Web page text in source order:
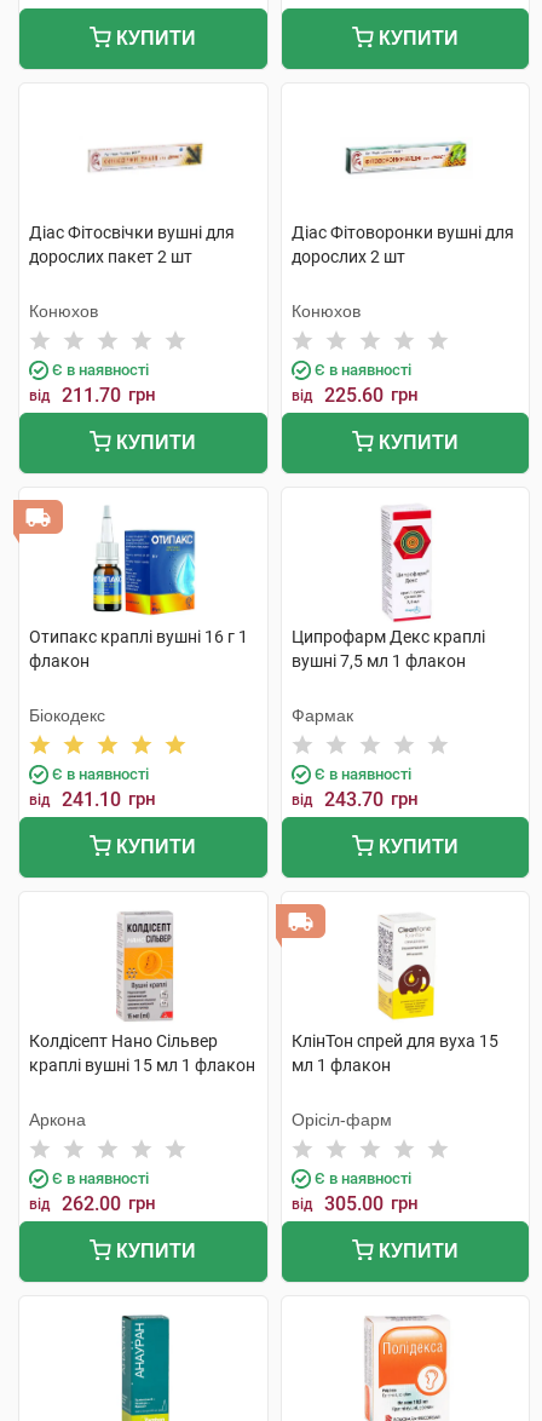
КУПИТИ КУПИТИ
Діас Фітосвічки вушні для
дорослих пакет 2 шт
Конюхов
Є в наявності
від 211.70 грн
КУПИТИ
Діас Фітоворонки вушні для
дорослих 2 шт
Конюхов
Є в наявності
від 225.60 грн
КУПИТИ
Отипакс краплі вушні 16 г 1
флакон
Біокодекс
Є в наявності
від 241.10 грн
КУПИТИ
Ципрофарм Декс краплі
вушні 7,5 мл 1 флакон
Фармак
Є в наявності
від 243.70 грн
КУПИТИ
Колдісепт Нано Сільвер
краплі вушні 15 мл 1 флакон
Аркона
Є в наявності
від 262.00 грн
КУПИТИ
КлінТон спрей для вуха 15
мл 1 флакон
Орісіл-фарм
Є в наявності
від 305.00 грн
КУПИТИ